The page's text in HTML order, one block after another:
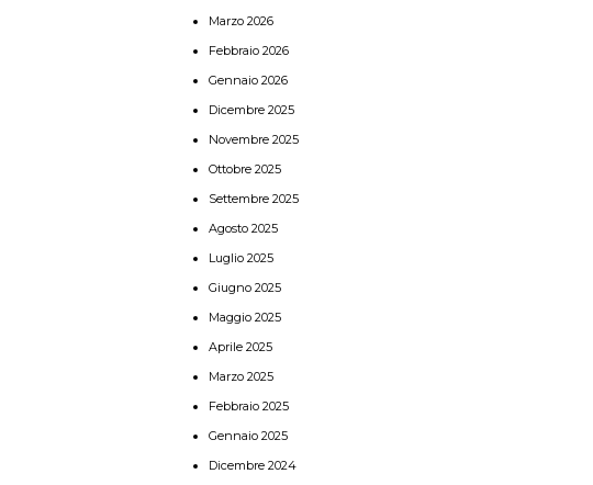
Marzo 2026
Febbraio 2026
Gennaio 2026
Dicembre 2025
Novembre 2025
Ottobre 2025
Settembre 2025
Agosto 2025
Luglio 2025
Giugno 2025
Maggio 2025
Aprile 2025
Marzo 2025
Febbraio 2025
Gennaio 2025
Dicembre 2024